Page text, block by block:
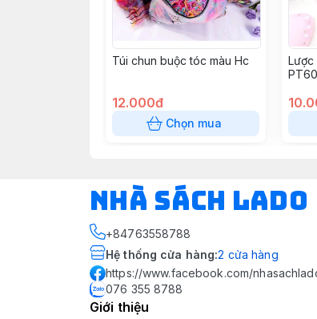
Túi chun buộc tóc màu Hc
12.000đ
Chọn mua
Lược
PT60
NHÀ SÁCH LADO
+84763558788
Hệ thống cửa hàng:2 cửa hàng
https://www.facebook.com/
076 355 8788
Giới thiệu